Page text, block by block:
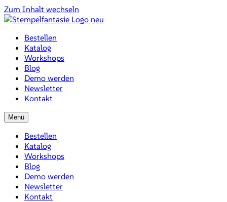
Zum Inhalt wechseln
Bestellen
Katalog
Workshops
Blog
Demo werden
Newsletter
Kontakt
Menü
Bestellen
Katalog
Workshops
Blog
Demo werden
Newsletter
Kontakt